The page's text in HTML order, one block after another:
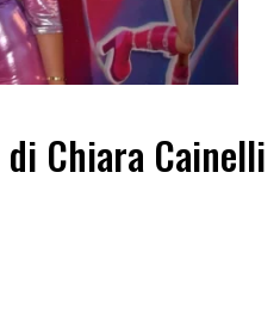
di Chiara Cainelli